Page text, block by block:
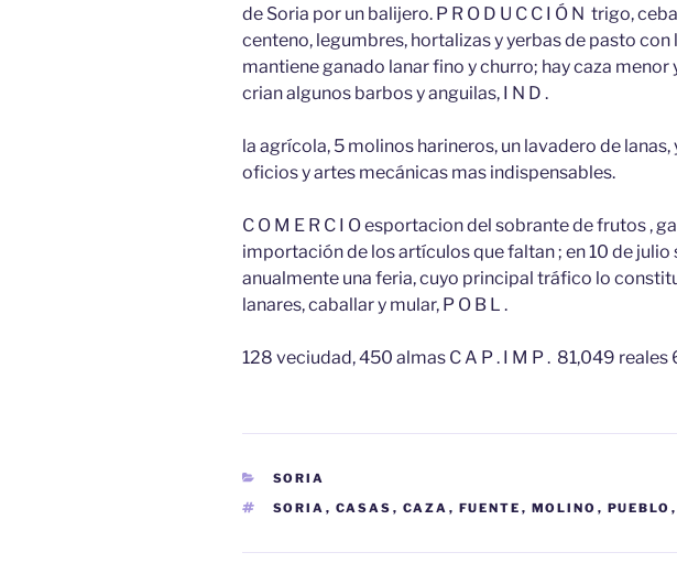
de Soria por un balijero. P R O D U C C I Ó N trigo,
centeno, legumbres, hortalizas y yerbas de pasto con
mantiene ganado lanar fino y churro; hay caza menor
crian algunos barbos y anguilas, I N D .
la agrícola, 5 molinos harineros, un lavadero de lanas,
oficios y artes mecánicas mas indispensables.
C O M E R C I O esportacion del sobrante de frutos ,
importación de los artículos que faltan ; en 10 de julio
anualmente una feria, cuyo principal tráfico lo
lanares, caballar y mular, P O B L .
128 veciudad, 450 almas C A P . I M P . 81,049 reales
CATEGORÍAS
SORIA
ETIQUETAS
SORIA , CASAS , CAZA , FUENTE , MOLINO , PUEBLO ,